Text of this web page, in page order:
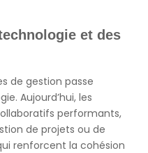
et des
de gestion passe
Aujourd’hui, les
performants,
de projets ou de
renforcent la cohésion